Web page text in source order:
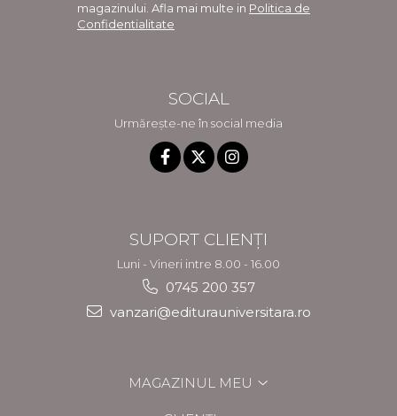
magazinului. Afla mai multe in Politica de
Confidentialitate
SOCIAL
Urmărește-ne în social media
SUPORT CLIENȚI
Luni - Vineri intre 8.00 - 16.00
0745 200 357
vanzari@editurauniversitara.ro
MAGAZINUL MEU